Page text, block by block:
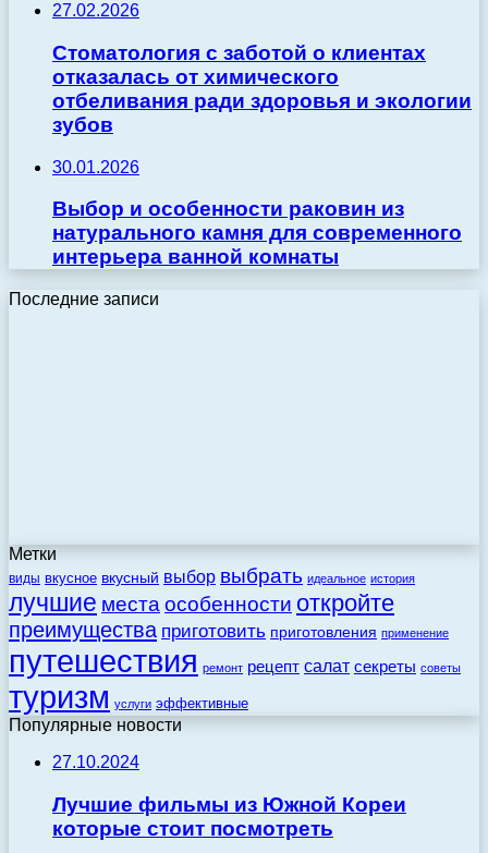
27.02.2026
Стоматология с заботой о клиентах
отказалась от химического
отбеливания ради здоровья и экологии
зубов
30.01.2026
Выбор и особенности раковин из
натурального камня для современного
интерьера ванной комнаты
Последние записи
Метки
виды вкусное вкусный выбор выбрать идеальное история
лучшие места особенности откройте
преимущества приготовить приготовления применение
путешествия ремонт рецепт салат секреты советы
туризм услуги эффективные
Популярные новости
27.10.2024
Лучшие фильмы из Южной Кореи
которые стоит посмотреть